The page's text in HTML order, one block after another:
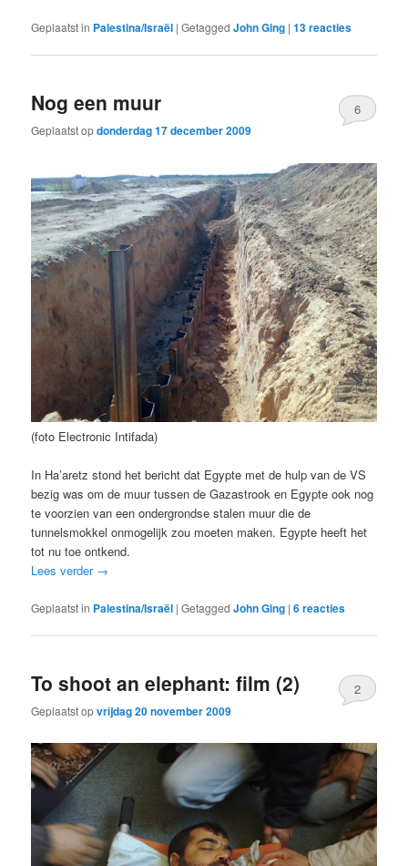
Geplaatst in Palestina/Israël |Getagged John Ging |13reacties
Nog een muur
Geplaatst opdonderdag 17 december 2009
6
(foto Electronic Intifada)
In Ha’aretz stond het bericht dat Egypte met de hulp van de VS
bezig was om de muur tussen de Gazastrook en Egypte ook nog
te voorzien van een ondergrondse stalen muur die de
tunnelsmokkel onmogelijk zou moeten maken. Egypte heeft het
tot nu toe ontkend.
Lees verder →
Geplaatst in Palestina/Israël |Getagged John Ging |6reacties
To shoot an elephant: film (2)
Geplaatst opvrijdag 20 november 2009
2